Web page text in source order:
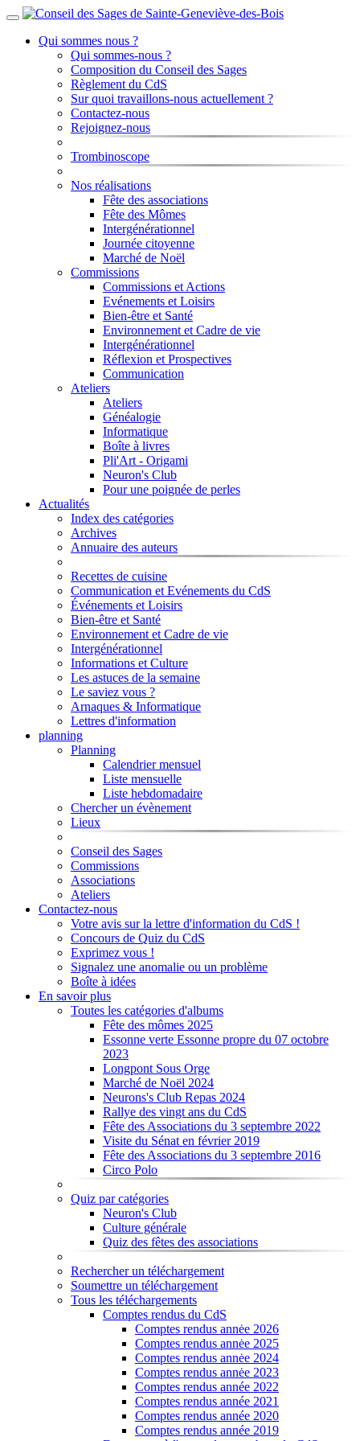
Qui sommes nous ?
Qui sommes-nous ?
Composition du Conseil des Sages
Règlement du CdS
Sur quoi travaillons-nous actuellement ?
Contactez-nous
Rejoignez-nous
Trombinoscope
Nos réalisations
Fête des associations
Fête des Mômes
Intergénérationnel
Journée citoyenne
Marché de Noël
Commissions
Commissions et Actions
Evénements et Loisirs
Bien-être et Santé
Environnement et Cadre de vie
Intergénérationnel
Réflexion et Prospectives
Communication
Ateliers
Ateliers
Généalogie
Informatique
Boîte à livres
Pli'Art - Origami
Neuron's Club
Pour une poignée de perles
Actualités
Index des catégories
Archives
Annuaire des auteurs
Recettes de cuisine
Communication et Evénements du CdS
Événements et Loisirs
Bien-être et Santé
Environnement et Cadre de vie
Intergénérationnel
Informations et Culture
Les astuces de la semaine
Le saviez vous ?
Arnaques & Informatique
Lettres d'information
planning
Planning
Calendrier mensuel
Liste mensuelle
Liste hebdomadaire
Chercher un évènement
Lieux
Conseil des Sages
Commissions
Associations
Ateliers
Contactez-nous
Votre avis sur la lettre d'information du CdS !
Concours de Quiz du CdS
Exprimez vous !
Signalez une anomalie ou un problème
Boîte à idées
En savoir plus
Toutes les catégories d'albums
Fête des mômes 2025
Essonne verte Essonne propre du 07 octobre
2023
Longpont Sous Orge
Marché de Noël 2024
Neurons's Club Repas 2024
Rallye des vingt ans du CdS
Fête des Associations du 3 septembre 2022
Visite du Sénat en février 2019
Fête des Associations du 3 septembre 2016
Circo Polo
Quiz par catégories
Neuron's Club
Culture générale
Quiz des fêtes des associations
Rechercher un téléchargement
Soumettre un téléchargement
Tous les téléchargements
Comptes rendus du CdS
Comptes rendus annėe 2026
Comptes rendus annėe 2025
Comptes rendus annėe 2024
Comptes rendus annėe 2023
Comptes rendus année 2022
Comptes rendus année 2021
Comptes rendus année 2020
Comptes rendus année 2019